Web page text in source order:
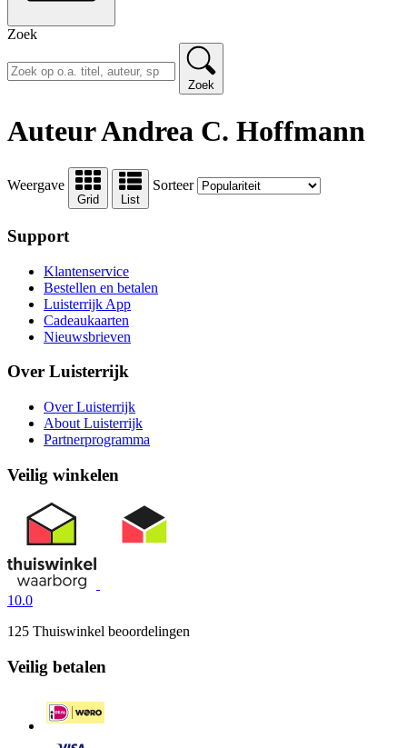
Zoek
Zoek
Auteur Andrea C. Hoffmann
Weergave
Grid List
Sorteer
Support
Klantenservice
Bestellen en betalen
Luisterrijk App
Cadeaukaarten
Nieuwsbrieven
Over Luisterrijk
Over Luisterrijk
About Luisterrijk
Partnerprogramma
Veilig winkelen
10.0
125 Thuiswinkel beoordelingen
Veilig betalen